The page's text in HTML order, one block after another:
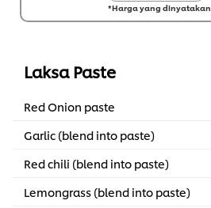
Sekarton (8 x 1 kg)
*Harga yang dinyatakan
Laksa Paste
Red Onion paste
Garlic (blend into paste)
Red chili (blend into paste)
Lemongrass (blend into paste)